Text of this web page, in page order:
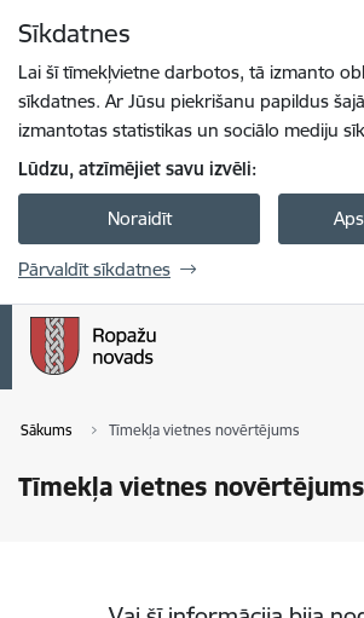
Sīkdatnes
Lai šī tīmekļvietne darbotos, tā izmanto
sīkdatnes. Ar Jūsu piekrišanu papildus
izmantotas statistikas un sociālo mediju
Lūdzu, atzīmējiet savu izvēli:
Noraidīt
Pārvaldīt sīkdatnes
Sākums Tīmekļa vietnes novērtējums
Tīmekļa vietnes novērtējums